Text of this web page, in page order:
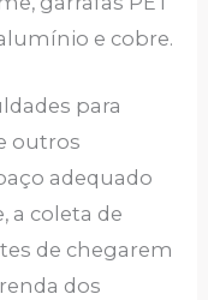
e cobre.
para
outros
adequado
a coleta de
de chegarem
dos